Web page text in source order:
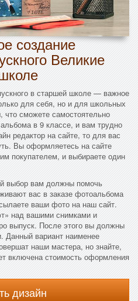
создание
Великие
в старшей школе — важное
для себя, но и для школьных
сможете самостоятельно
в 9 классе, и вам трудно
редактор на сайте, то для вас
Вы оформляетесь на сайте
покупателем, и выбираете один
выбор вам должны помочь
вас в заказе фотоальбома
ваши фото на наш сайт.
над вашими снимками и
выпуск. После этого вы должны
Данный вариант наименее
наши мастера, но знайте,
включена стоимость оформления
дизайн